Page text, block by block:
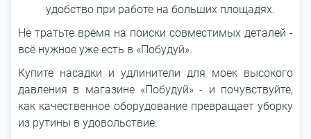
удобство при работе на больших площадях.
Не тратьте время на поиски совместимых деталей -
всё нужное уже есть в «Побудуй».
Купите насадки и удлинители для моек высокого
давления в магазине «Побудуй» - и почувствуйте,
как качественное оборудование превращает уборку
из рутины в удовольствие.